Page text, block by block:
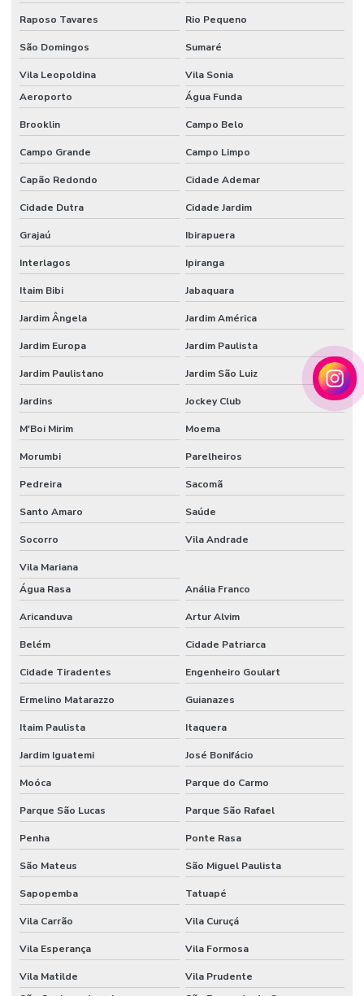
Tecido flocado de nylon
Tecido floco de algodão
Tecido inflável de pvc
Tecido de pvc inflável
Tecido tule flocado
Tecido veludo
Tecido veludo automotivo
Tecido veludo automotivo comprar
Tecido veludo comprar
Tecido veludo flocado
Tecido veludo preço
Tecido veludo sintético
Veludo automotivo
Veludo sintético
Vendedor de papel de seda atacado
Raposo Tavares Rio Pequeno
São Domingos Sumaré
Vila Leopoldina
Vila Sonia
Aeroporto
Água Funda
Brooklin Campo Belo
Campo Grande Campo Limpo
Capão Redondo Cidade Ademar
Cidade Dutra Cidade Jardim
Grajaú Ibirapuera
Interlagos Ipiranga
Itaim Bibi Jabaquara
Jardim Ângela Jardim América
Jardim Europa Jardim Paulista
Jardim Paulistano Jardim São Luiz
Jardins Jockey Club
M'Boi Mirim Moema
Morumbi Parelheiros
Pedreira Sacomã
Santo Amaro Saúde
Socorro Vila Andrade
Vila Mariana
Água Rasa
Anália Franco
Aricanduva Artur Alvim
Belém Cidade Patriarca
Cidade Tiradentes Engenheiro Goulart
Ermelino Matarazzo Guianazes
Itaim Paulista Itaquera
Jardim Iguatemi José Bonifácio
Moóca Parque do Carmo
Parque São Lucas Parque São Rafael
Penha Ponte Rasa
São Mateus São Miguel Paulista
Sapopemba Tatuapé
Vila Carrão Vila Curuçá
Vila Esperança Vila Formosa
Vila Matilde
Vila Prudente